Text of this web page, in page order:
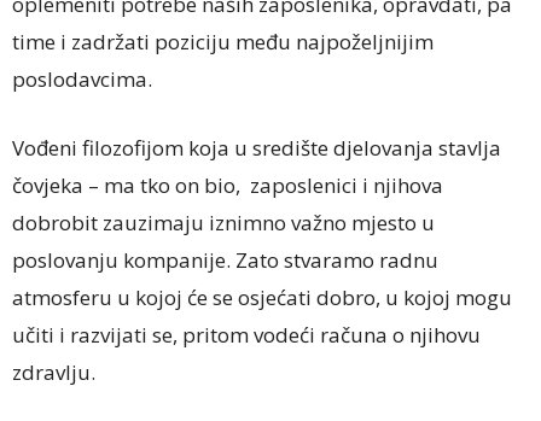
time i zadržati poziciju među najpoželjnijim
poslodavcima.
Vođeni filozofijom koja u središte djelovanja stavlja
čovjeka – ma tko on bio, zaposlenici i njihova
dobrobit zauzimaju iznimno važno mjesto u
poslovanju kompanije. Zato stvaramo radnu
atmosferu u kojoj će se osjećati dobro, u kojoj mogu
učiti i razvijati se, pritom vodeći računa o njihovu
zdravlju.